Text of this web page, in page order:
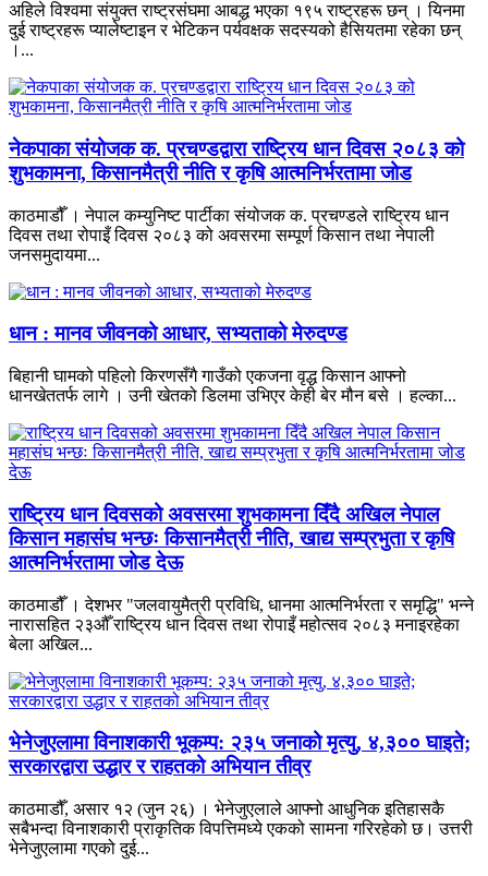
अहिले विश्वमा संयुक्त राष्ट्रसंघमा आबद्ध भएका १९५ राष्ट्रहरू छन् । यिनमा
दुई राष्ट्रहरू प्यालेष्टाइन र भेटिकन पर्यवक्षक सदस्यको हैसियतमा रहेका छन्
।...
नेकपाका संयोजक क. प्रचण्डद्वारा राष्ट्रिय धान दिवस २०८३ को
शुभकामना, किसानमैत्री नीति र कृषि आत्मनिर्भरतामा जोड
काठमाडौँ । नेपाल कम्युनिष्ट पार्टीका संयोजक क. प्रचण्डले राष्ट्रिय धान
दिवस तथा रोपाइँ दिवस २०८३ को अवसरमा सम्पूर्ण किसान तथा नेपाली
जनसमुदायमा...
धान : मानव जीवनको आधार, सभ्यताको मेरुदण्ड
बिहानी घामको पहिलो किरणसँगै गाउँको एकजना वृद्ध किसान आफ्नो
धानखेततर्फ लागे । उनी खेतको डिलमा उभिएर केही बेर मौन बसे । हल्का...
राष्ट्रिय धान दिवसको अवसरमा शुभकामना दिँदै अखिल नेपाल
किसान महासंघ भन्छः किसानमैत्री नीति, खाद्य सम्प्रभुता र कृषि
आत्मनिर्भरतामा जोड देऊ
काठमाडौँ । देशभर "जलवायुमैत्री प्रविधि, धानमा आत्मनिर्भरता र समृद्धि" भन्ने
नारासहित २३औँ राष्ट्रिय धान दिवस तथा रोपाइँ महोत्सव २०८३ मनाइरहेका
बेला अखिल...
भेनेजुएलामा विनाशकारी भूकम्प: २३५ जनाको मृत्यु, ४,३०० घाइते;
सरकारद्वारा उद्धार र राहतको अभियान तीव्र
काठमाडौँ, असार १२ (जुन २६) । भेनेजुएलाले आफ्नो आधुनिक इतिहासकै
सबैभन्दा विनाशकारी प्राकृतिक विपत्तिमध्ये एकको सामना गरिरहेको छ। उत्तरी
भेनेजुएलामा गएको दुई...